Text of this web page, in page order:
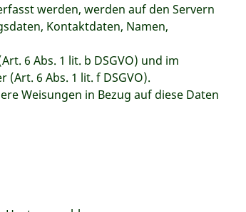
werden, werden auf den Servern
Kontaktdaten, Namen,
6 Abs. 1 lit. b DSGVO) und im
6 Abs. 1 lit. f DSGVO).
Weisungen in Bezug auf diese Daten